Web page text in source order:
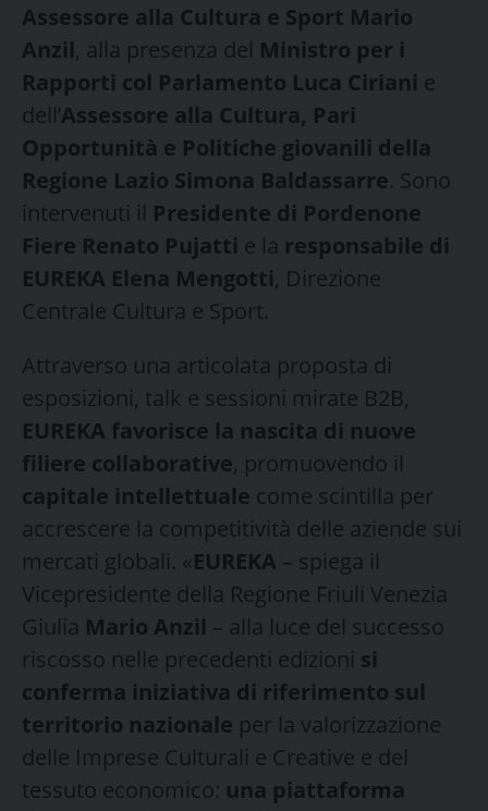
Assessore alla Cultura e Sport Mario
Anzil, alla presenza del Ministro per i
Rapporti col Parlamento Luca Ciriani e
dell’Assessore alla Cultura, Pari
Opportunità e Politiche giovanili della
Regione Lazio Simona Baldassarre. Sono
intervenuti il Presidente di Pordenone
Fiere Renato Pujatti e la responsabile di
EUREKA Elena Mengotti, Direzione
Centrale Cultura e Sport.
Attraverso una articolata proposta di
esposizioni, talk e sessioni mirate B2B,
EUREKA favorisce la nascita di nuove
filiere collaborative, promuovendo il
capitale intellettuale come scintilla per
accrescere la competitività delle aziende sui
mercati globali. «EUREKA – spiega il
Vicepresidente della Regione Friuli Venezia
Giulia Mario Anzil – alla luce del successo
riscosso nelle precedenti edizioni si
conferma iniziativa di riferimento sul
territorio nazionale per la valorizzazione
delle Imprese Culturali e Creative e del
tessuto economico: una piattaforma